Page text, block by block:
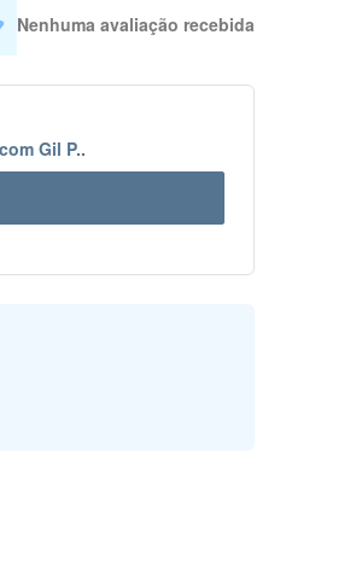
Nenhuma avaliação recebida
Gil P..